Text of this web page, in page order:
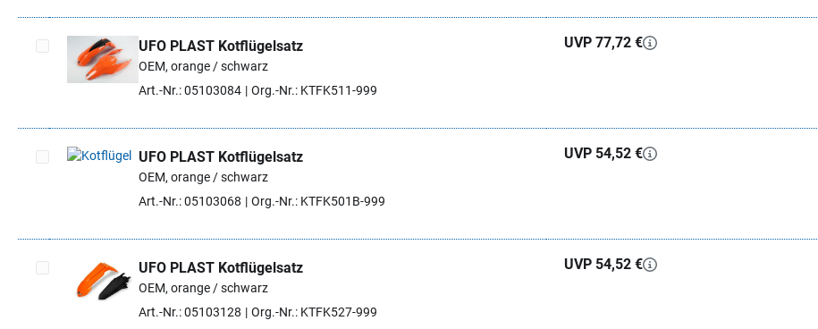
Artikel auswählen
UFO PLAST Kotflügelsatz
OEM, orange / schwarz
Art.-Nr.: 05103084
Org.-Nr.: KTFK511-999
UVP 77,72 €
Artikel auswählen
UFO PLAST Kotflügelsatz
OEM, orange / schwarz
Art.-Nr.: 05103068
Org.-Nr.: KTFK501B-999
UVP 54,52 €
Artikel auswählen
UFO PLAST Kotflügelsatz
OEM, orange / schwarz
Art.-Nr.: 05103128
Org.-Nr.: KTFK527-999
UVP 54,52 €